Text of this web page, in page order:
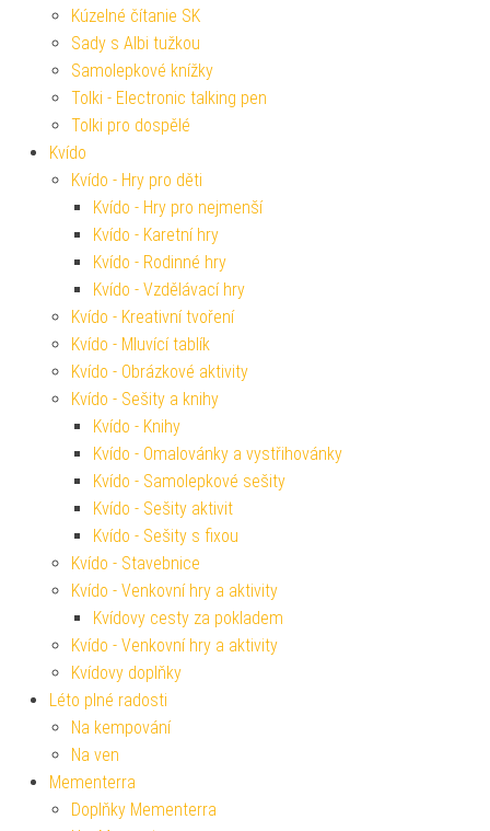
Kúzelné čítanie SK
Sady s Albi tužkou
Samolepkové knížky
Tolki - Electronic talking pen
Tolki pro dospělé
Kvído
Kvído - Hry pro děti
Kvído - Hry pro nejmenší
Kvído - Karetní hry
Kvído - Rodinné hry
Kvído - Vzdělávací hry
Kvído - Kreativní tvoření
Kvído - Mluvící tablík
Kvído - Obrázkové aktivity
Kvído - Sešity a knihy
Kvído - Knihy
Kvído - Omalovánky a vystřihovánky
Kvído - Samolepkové sešity
Kvído - Sešity aktivit
Kvído - Sešity s fixou
Kvído - Stavebnice
Kvído - Venkovní hry a aktivity
Kvídovy cesty za pokladem
Kvído - Venkovní hry a aktivity
Kvídovy doplňky
Léto plné radosti
Na kempování
Na ven
Mementerra
Doplňky Mementerra